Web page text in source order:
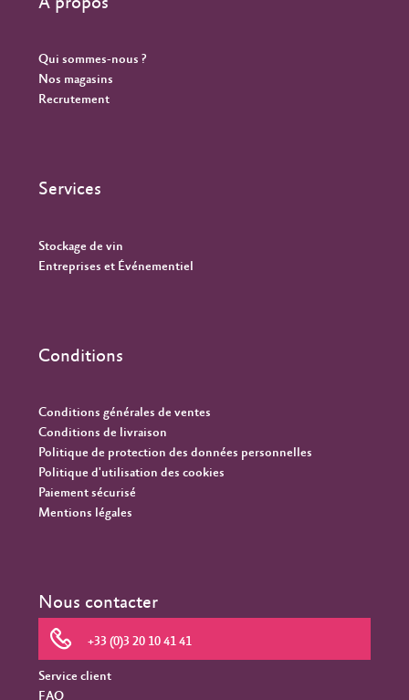
Qui sommes-nous ?
Nos magasins
Recrutement
Services
Stockage de vin
Entreprises et Événementiel
Conditions
Conditions générales de ventes
Conditions de livraison
Politique de protection des données personnelles
Politique d'utilisation des cookies
Paiement sécurisé
Mentions légales
Nous contacter
+33 (0)3 20 10 41 41
Service client
FAQ